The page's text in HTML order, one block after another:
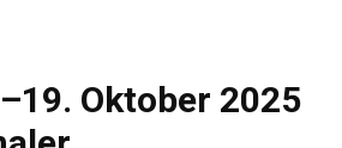
Oktober 2025